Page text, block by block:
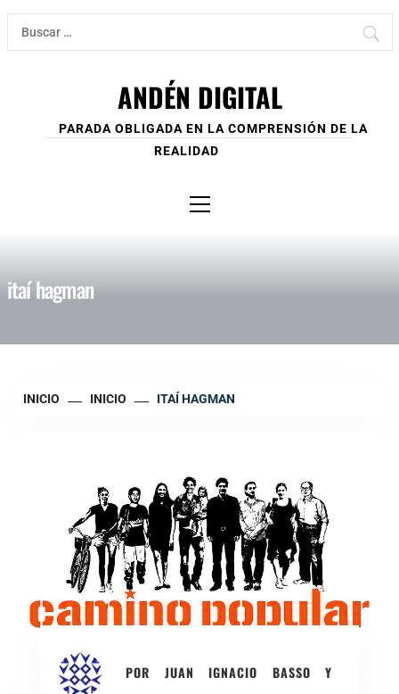
Ir
contenido
Buscar:
ANDÉN DIGITAL
PARADA OBLIGADA EN LA COMPRENSIÓN DE LA
REALIDAD
principal
itaí hagman
INICIO INICIO ITAÍ HAGMAN
POR JUAN IGNACIO BASSO Y